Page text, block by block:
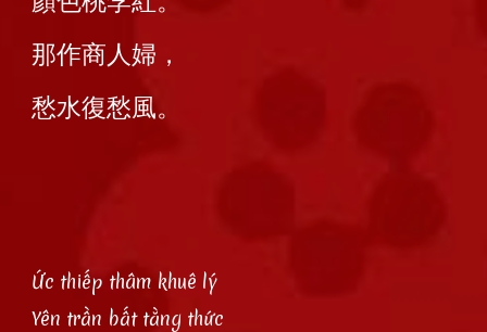
那作商人婦，
愁水復愁風。
Ức thiếp thâm khuê lý
Yên trần bất tằng thức